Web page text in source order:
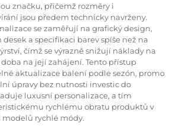
značku, přičemž rozměry i
jsou předem technicky navrženy.
se zaměřují na grafický design,
a specifikaci barev spíše než na
čímž se výrazně snižují náklady na
na její zahájení. Tento přístup
aktualizace balení podle sezón, promo
úpravy bez nutnosti investic do
luxusní personalizace, a tím
rychlému obratu produktů v
rychlé módy.